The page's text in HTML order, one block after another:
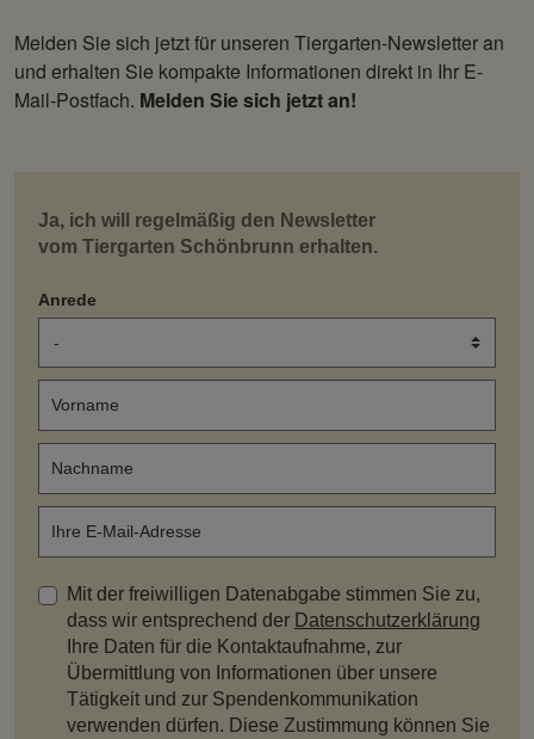
Melden Sie sich jetzt für unseren Tiergarten-Newsletter an
und erhalten Sie kompakte Informationen direkt in Ihr E-
Mail-Postfach. Melden Sie sich jetzt an!
Ja, ich will regelmäßig den Newsletter
vom Tiergarten Schönbrunn erhalten.
Anrede
Mit der freiwilligen Datenabgabe stimmen Sie zu,
dass wir entsprechend der Datenschutzerklärung
Ihre Daten für die Kontaktaufnahme, zur
Übermittlung von Informationen über unsere
Tätigkeit und zur Spendenkommunikation
verwenden dürfen. Diese Zustimmung können Sie